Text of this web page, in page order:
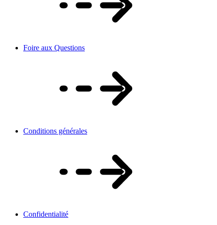
Foire aux Questions
Conditions générales
Confidentialité